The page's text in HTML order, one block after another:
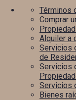
Términos
Comprar
Alquiler a
Servicios
de
Servicios
Servicios
Bienes